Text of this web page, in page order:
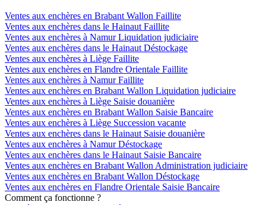
Ventes aux enchères en Brabant Wallon Faillite
Ventes aux enchères dans le Hainaut Faillite
Ventes aux enchères à Namur Liquidation judiciaire
Ventes aux enchères dans le Hainaut Déstockage
Ventes aux enchères à Liège Faillite
Ventes aux enchères en Flandre Orientale Faillite
Ventes aux enchères à Namur Faillite
Ventes aux enchères en Brabant Wallon Liquidation judiciaire
Ventes aux enchères à Liège Saisie douanière
Ventes aux enchères en Brabant Wallon Saisie Bancaire
Ventes aux enchères à Liège Succession vacante
Ventes aux enchères dans le Hainaut Saisie douanière
Ventes aux enchères à Namur Déstockage
Ventes aux enchères dans le Hainaut Saisie Bancaire
Ventes aux enchères en Brabant Wallon Administration judiciaire
Ventes aux enchères en Brabant Wallon Déstockage
Ventes aux enchères en Flandre Orientale Saisie Bancaire
Comment ça fonctionne ?